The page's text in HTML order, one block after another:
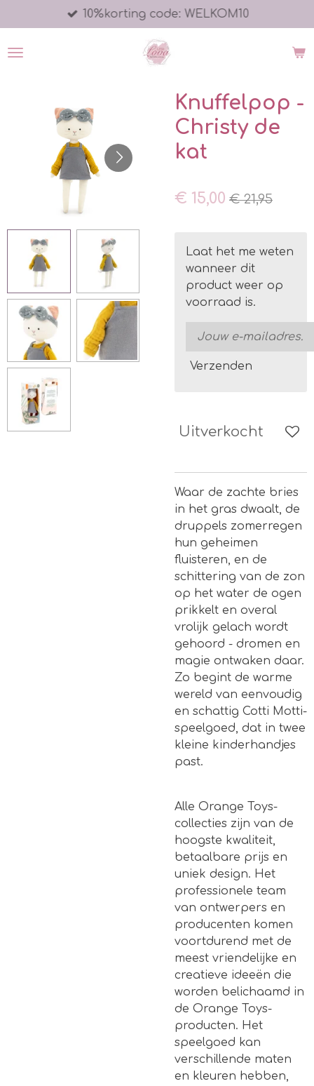
direct
naar
10%korting code: WELKOM10
Knuffelpop -
Christy de
kat
€ 15,00 € 21,95
Laat het me weten
wanneer dit
product weer op
voorraad is.
Verzenden
Uitverkocht
Waar de zachte bries
in het gras dwaalt, de
druppels zomerregen
hun geheimen
fluisteren, en de
schittering van de zon
op het water de ogen
prikkelt en overal
vrolijk gelach wordt
gehoord - dromen en
magie ontwaken daar.
Zo begint de warme
wereld van eenvoudig
en schattig Cotti Motti-
speelgoed, dat in twee
kleine kinderhandjes
past.
Alle Orange Toys-
collecties zijn van de
hoogste kwaliteit,
betaalbare prijs en
uniek design. Het
professionele team
van ontwerpers en
producenten komen
voortdurend met de
meest vriendelijke en
creatieve ideeën die
worden belichaamd in
de Orange Toys-
producten. Het
speelgoed kan
verschillende maten
en kleuren hebben,